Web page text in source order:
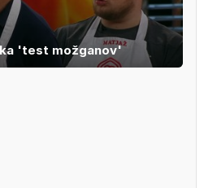
'test možganov'